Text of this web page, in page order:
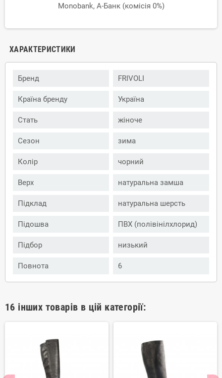
Monobank, А-Банк (комісія 0%)
ХАРАКТЕРИСТИКИ
Бренд FRIVOLI
Країна бренду Україна
Стать жіноче
Сезон зима
Колір чорний
Верх натуральна замша
Підклад натуральна шерсть
Підошва ПВХ (полівінілхлорид)
Підбор низький
Повнота 6
16 інших товарів в цій категорії: